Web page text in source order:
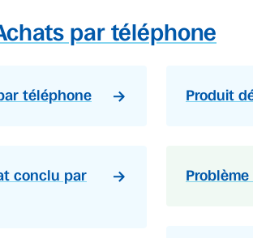
par téléphone
téléphone
conclu par
Produit